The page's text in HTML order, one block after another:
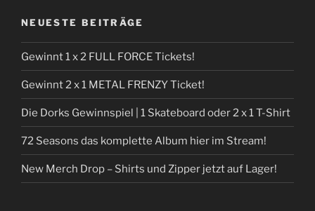
NEUESTE BEITRÄGE
Gewinnt 1 x 2 FULL FORCE Tickets!
Gewinnt 2 x 1 METAL FRENZY Ticket!
Die Dorks Gewinnspiel | 1 Skateboard oder 2 x 1 T-Shirt
72 Seasons das komplette Album hier im Stream!
New Merch Drop – Shirts und Zipper jetzt auf Lager!